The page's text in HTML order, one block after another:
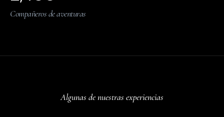
Compañeros de aventuras
Algunas de nuestras experiencias